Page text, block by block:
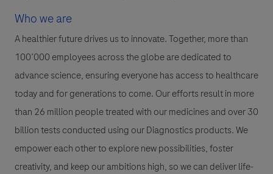
Who we are
A healthier future drives us to innovate. Together, more than
100’000 employees across the globe are dedicated to
advance science, ensuring everyone has access to healthcare
today and for generations to come. Our efforts result in more
than 26 million people treated with our medicines and over 30
billion tests conducted using our Diagnostics products. We
empower each other to explore new possibilities, foster
creativity, and keep our ambitions high, so we can deliver life-